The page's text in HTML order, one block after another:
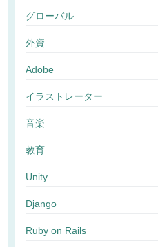
グローバル
外資
Adobe
イラストレーター
音楽
教育
Unity
Django
Ruby on Rails